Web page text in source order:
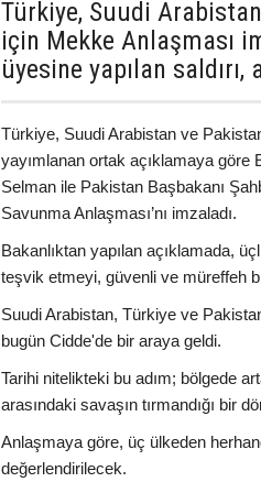
Türkiye, Suudi
için Mekke Anlaşması
üyesine yapılan
Türkiye, Suudi Arabistan ve
yayımlanan ortak açıklamaya göre
Selman ile Pakistan Başbakanı
Savunma Anlaşması’nı imzaladı.
Bakanlıktan yapılan açıklamada,
teşvik etmeyi, güvenli ve müreffeh
Suudi Arabistan, Türkiye ve
bugün Cidde'de bir araya geldi.
Tarihi nitelikteki bu adım; bölgede
arasındaki savaşın tırmandığı bir
Anlaşmaya göre, üç ülkeden
değerlendirilecek.